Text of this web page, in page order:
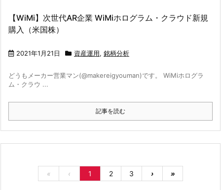
【WiMi】次世代AR企業 WiMiホログラム・クラウド新規
購入（米国株）
2021年1月21日 資産運用, 銘柄分析
どうもメーカー営業マン(@makereigyouman)です。 WiMiホログラ
ム・クラウ ...
記事を読む
« ‹ 1 2 3 › »